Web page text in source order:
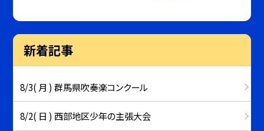
新着記事
8/3( 月 ) 群馬県吹奏楽コンクール
8/2( 日 ) 西部地区少年の主張大会